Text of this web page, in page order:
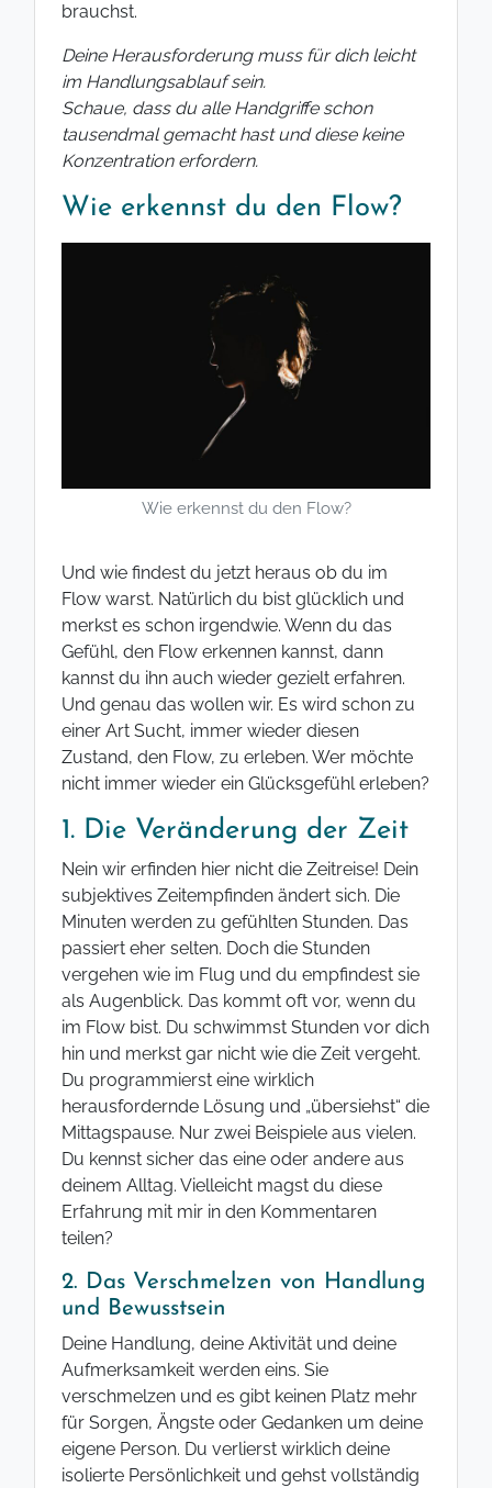
brauchst.
Deine Herausforderung muss für dich leicht
im Handlungsablauf sein.
Schaue, dass du alle Handgriffe schon
tausendmal gemacht hast und diese keine
Konzentration erfordern.
Wie erkennst du den Flow?
Wie erkennst du den Flow?
Und wie findest du jetzt heraus ob du im
Flow warst. Natürlich du bist glücklich und
merkst es schon irgendwie. Wenn du das
Gefühl, den Flow erkennen kannst, dann
kannst du ihn auch wieder gezielt erfahren.
Und genau das wollen wir. Es wird schon zu
einer Art Sucht, immer wieder diesen
Zustand, den Flow, zu erleben. Wer möchte
nicht immer wieder ein Glücksgefühl erleben?
1. Die Veränderung der Zeit
Nein wir erfinden hier nicht die Zeitreise! Dein
subjektives Zeitempfinden ändert sich. Die
Minuten werden zu gefühlten Stunden. Das
passiert eher selten. Doch die Stunden
vergehen wie im Flug und du empfindest sie
als Augenblick. Das kommt oft vor, wenn du
im Flow bist. Du schwimmst Stunden vor dich
hin und merkst gar nicht wie die Zeit vergeht.
Du programmierst eine wirklich
herausfordernde Lösung und „übersiehst“ die
Mittagspause. Nur zwei Beispiele aus vielen.
Du kennst sicher das eine oder andere aus
deinem Alltag. Vielleicht magst du diese
Erfahrung mit mir in den Kommentaren
teilen?
2. Das Verschmelzen von Handlung
und Bewusstsein
Deine Handlung, deine Aktivität und deine
Aufmerksamkeit werden eins. Sie
verschmelzen und es gibt keinen Platz mehr
für Sorgen, Ängste oder Gedanken um deine
eigene Person. Du verlierst wirklich deine
isolierte Persönlichkeit und gehst vollständig